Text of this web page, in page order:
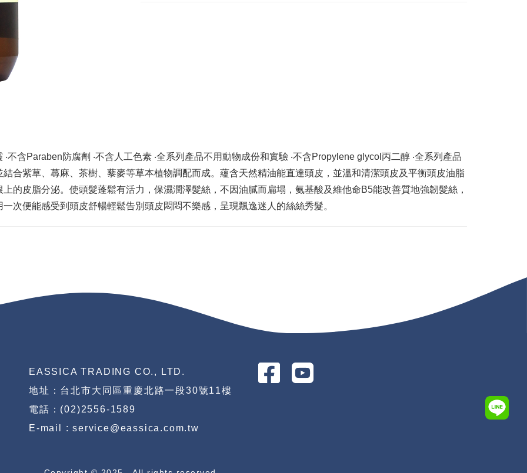
不含Paraben防腐劑 ‧不含人工色素 ‧全系列產品不用動物成份和實驗 ‧不含Propylene glycol丙二醇 ‧全系列產品
合紫草、蕁麻、茶樹、藜麥等草本植物調配而成。蘊含天然精油能直達頭皮，並溫和清潔頭皮及平衡頭皮油脂
的皮脂分泌。使頭髮蓬鬆有活力，保濕潤澤髮絲，不因油膩而扁塌，氨基酸及維他命B5能改善質地強韌髮絲，
次便能感受到頭皮舒暢輕鬆告別頭皮悶悶不樂感，呈現飄逸迷人的絲絲秀髮。
EASSICA TRADING CO., LTD.
地址：台北市大同區重慶北路一段30號11樓
電話：(02)2556-1589
E-mail : service@eassica.com.tw